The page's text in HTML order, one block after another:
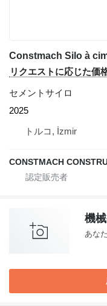
Constmach Silo à
リクエストに応じた価
セメントサイロ
2025
トルコ, İzmir
CONSTMACH
機
あな